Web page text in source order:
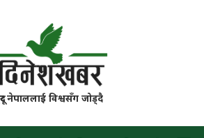
नेपाललाई विश्वसँग जोड्दै